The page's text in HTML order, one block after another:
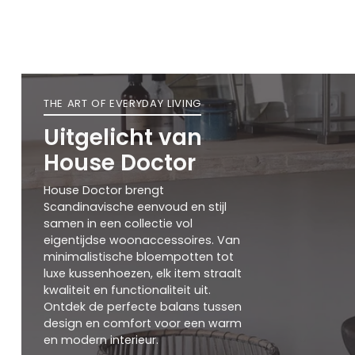
THE ART OF EVERYDAY LIVING
Uitgelicht van
House Doctor
House Doctor brengt
Scandinavische eenvoud en stijl
samen in een collectie vol
eigentijdse woonaccessoires. Van
minimalistische bloempotten tot
luxe kussenhoezen, elk item straalt
kwaliteit en functionaliteit uit.
Ontdek de perfecte balans tussen
design en comfort voor een warm
en modern interieur.